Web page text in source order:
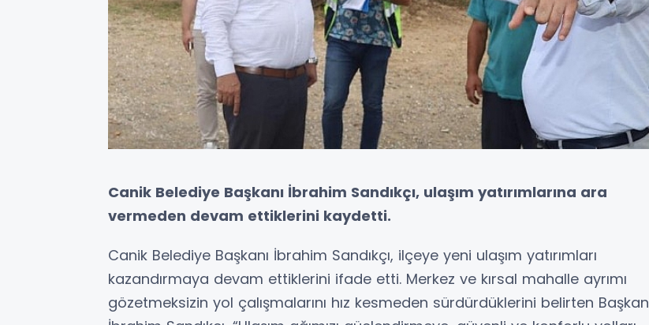
Canik Belediye Başkanı İbrahim Sandıkçı, ulaşım yatırımlarına ara
vermeden devam ettiklerini kaydetti.
Canik Belediye Başkanı İbrahim Sandıkçı, ilçeye yeni ulaşım yatırımları
kazandırmaya devam ettiklerini ifade etti. Merkez ve kırsal mahalle ayrımı
gözetmeksizin yol çalışmalarını hız kesmeden sürdürdüklerini belirten Başkan